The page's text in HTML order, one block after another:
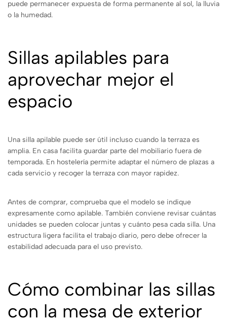
puede permanecer expuesta de forma permanente al sol, la lluvia
o la humedad.
Sillas apilables para
aprovechar mejor el
espacio
Una silla apilable puede ser útil incluso cuando la terraza es
amplia. En casa facilita guardar parte del mobiliario fuera de
temporada. En hostelería permite adaptar el número de plazas a
cada servicio y recoger la terraza con mayor rapidez.
Antes de comprar, comprueba que el modelo se indique
expresamente como apilable. También conviene revisar cuántas
unidades se pueden colocar juntas y cuánto pesa cada silla. Una
estructura ligera facilita el trabajo diario, pero debe ofrecer la
estabilidad adecuada para el uso previsto.
Cómo combinar las sillas
con la mesa de exterior